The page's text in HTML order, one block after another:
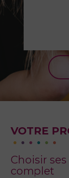
VOTRE
Choisir
complet